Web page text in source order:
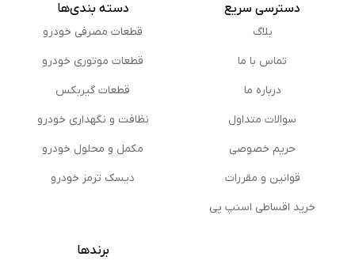
دسترسی سریع
بلاگ
تماس با ما
درباره ما
سوالات متداول
حریم خصوصی
قوانین و مقررات
خرید اقساطی اسنپ پی
دسته بندی‌ها
قطعات مصرفی خودرو
قطعات موتوری خودرو
قطعات گیربکس
نظافت و نگهداری خودرو
مكمل و محلول خودرو
دیسک ترمز خودرو
برندها